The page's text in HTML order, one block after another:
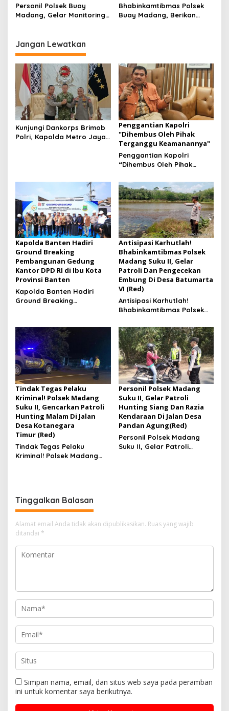
Di Desa Tebat Jaya
Sumsel Babel Desa
Sukaraja
Personil Polsek Buay
Madang, Gelar Monitoring
Binaan
Bhabinkamtibmas Polsek
Buay Madang, Berikan
Jangan Lewatkan
Kunjungi Dankorps Brimob
Polri, Kapolda Metro Jaya
Penggantian Kapolri
"Dihembus Oleh Pihak
Terganggu Keamanannya"
Penggantian Kapolri
“Dihembus Oleh Pihak
Kapolda Banten Hadiri
Ground Breaking
Pembangunan Gedung
Kantor DPD RI di Ibu Kota
Provinsi Banten
Kapolda Banten Hadiri
Ground Breaking
Provinsi Banten
Antisipasi Karhutlah!
Bhabinkamtibmas Polsek
Madang Suku II, Gelar
Patroli Dan Pengecekan
Embung Di Desa Batumarta
VI (Red)
Antisipasi Karhutlah!
Bhabinkamtibmas Polsek
Patroli Dan Pengecekan
Embung Di Desa Batumarta
VI
Tindak Tegas Pelaku
Kriminal! Polsek Madang
Suku II, Gencarkan Patroli
Hunting Malam Di Jalan
Desa Kotanegara
Timur (Red)
Tindak Tegas Pelaku
Kriminal! Polsek Madang
Personil Polsek Madang
Suku II, Gelar Patroli
Hunting Siang Dan Razia
Kendaraan Di Jalan Desa
Pandan Agung(Red)
Personil Polsek Madang
Suku II, Gelar Patroli
Tinggalkan Balasan
Alamat email Anda tidak akan dipublikasikan. Ruas yang wajib
ditandai *
Simpan nama, email, dan situs web saya pada peramban
ini untuk komentar saya berikutnya.